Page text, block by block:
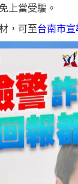
上當受騙。
，可至台南市